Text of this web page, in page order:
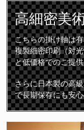
高細密美
こちらの掛け軸は
複製細密印刷（対
と低価格でのご提
さらに日本製の高
で長期保存にも安